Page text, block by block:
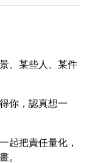
、某些人、某件
你，認真想一
起把責任量化，
。